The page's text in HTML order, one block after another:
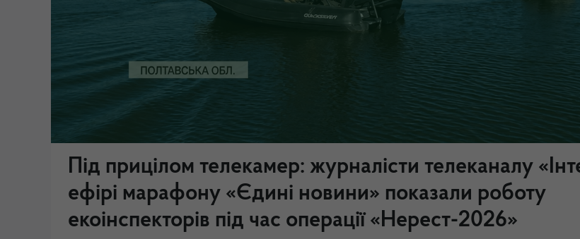
Під прицілом телекамер: журналісти телеканалу
ефірі марафону «Єдині новини» показали роботу
екоінспекторів під час операції «Нерест-2026»